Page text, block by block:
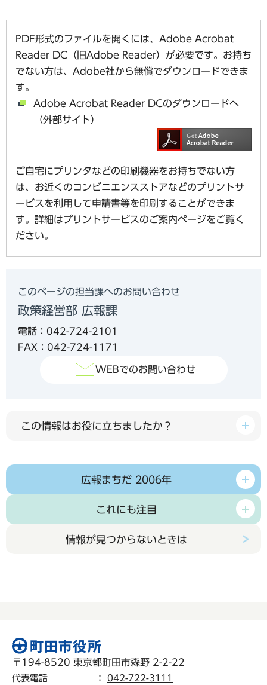
PDF形式のファイルを開くには、Adobe Acrobat
Reader DC（旧Adobe Reader）が必要です。お持ち
でない方は、Adobe社から無償でダウンロードできま
す。
Adobe Acrobat Reader DCのダウンロードへ
（外部サイト）
ご自宅にプリンタなどの印刷機器をお持ちでない方
は、お近くのコンビニエンスストアなどのプリントサ
ービスを利用して申請書等を印刷することができま
す。 詳細はプリントサービスのご案内ページをご覧く
ださい。
このページの担当課へのお問い合わせ
政策経営部 広報課
電話：042-724-2101
FAX：042-724-1171
WEBでのお問い合わせ
この情報はお役に立ちましたか？
広報まちだ 2006年
これにも注目
情報が見つからないときは
〒194-8520 東京都町田市森野 2-2-22
代表電話 ： 042-722-3111